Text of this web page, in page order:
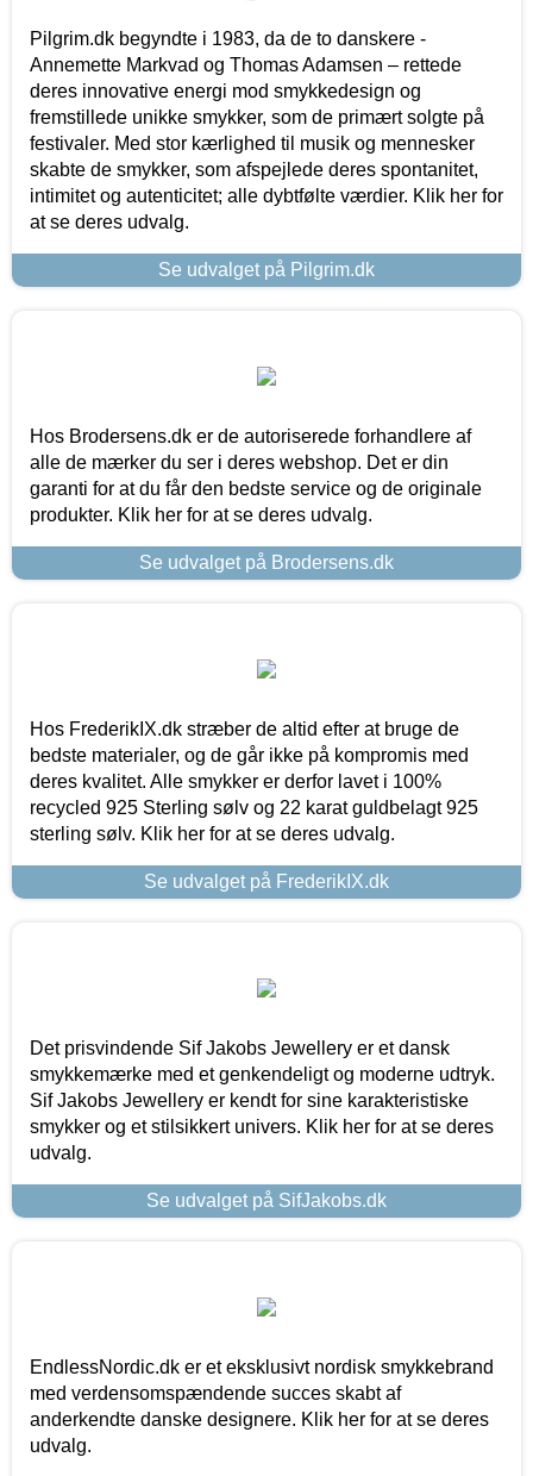
Pilgrim.dk begyndte i 1983, da de to danskere -
Annemette Markvad og Thomas Adamsen – rettede
deres innovative energi mod smykkedesign og
fremstillede unikke smykker, som de primært solgte på
festivaler. Med stor kærlighed til musik og mennesker
skabte de smykker, som afspejlede deres spontanitet,
intimitet og autenticitet; alle dybtfølte værdier. Klik her for
at se deres udvalg.
Se udvalget på Pilgrim.dk
Hos Brodersens.dk er de autoriserede forhandlere af
alle de mærker du ser i deres webshop. Det er din
garanti for at du får den bedste service og de originale
produkter. Klik her for at se deres udvalg.
Se udvalget på Brodersens.dk
Hos FrederikIX.dk stræber de altid efter at bruge de
bedste materialer, og de går ikke på kompromis med
deres kvalitet. Alle smykker er derfor lavet i 100%
recycled 925 Sterling sølv og 22 karat guldbelagt 925
sterling sølv. Klik her for at se deres udvalg.
Se udvalget på FrederikIX.dk
Det prisvindende Sif Jakobs Jewellery er et dansk
smykkemærke med et genkendeligt og moderne udtryk.
Sif Jakobs Jewellery er kendt for sine karakteristiske
smykker og et stilsikkert univers. Klik her for at se deres
udvalg.
Se udvalget på SifJakobs.dk
EndlessNordic.dk er et eksklusivt nordisk smykkebrand
med verdensomspændende succes skabt af
anderkendte danske designere. Klik her for at se deres
udvalg.